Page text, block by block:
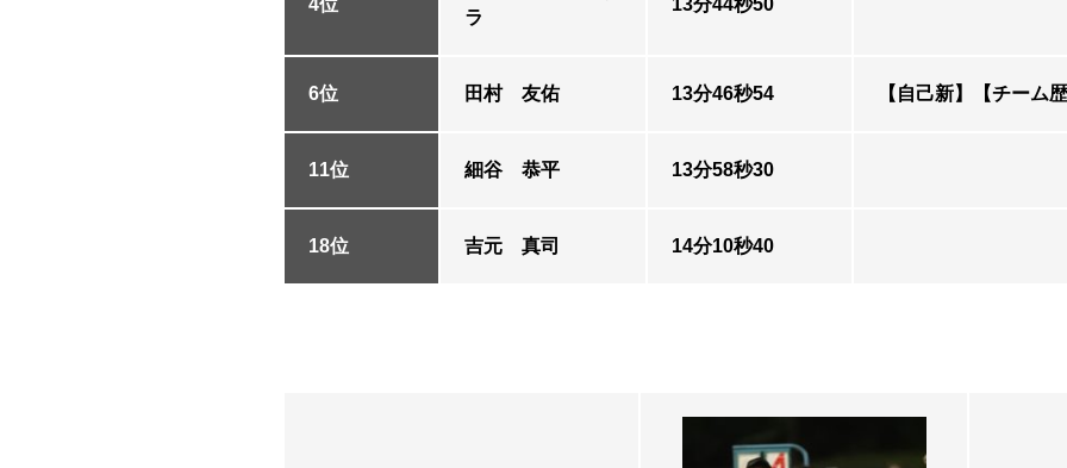
4位
ラ
13分44秒50
6位 田村 友佑 13分46秒54 【自己新】【チーム
11位 細谷 恭平 13分58秒30
18位 吉元 真司 14分10秒40